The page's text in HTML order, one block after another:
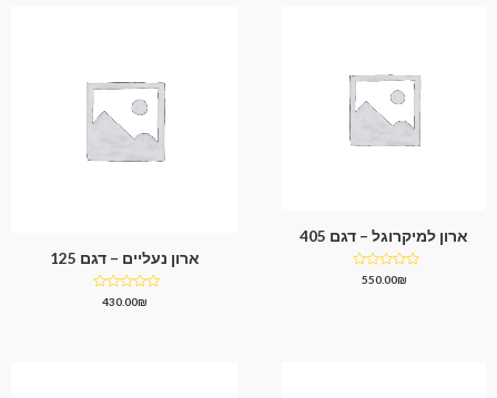
ארון למיקרוגל – דגם 405
דורג550.00₪
ארון נעליים – דגם 125
דורג430.00₪